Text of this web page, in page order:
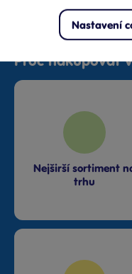
Proč nakupovat
Nejširší sortiment
trhu
Nastavení